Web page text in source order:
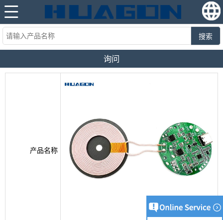
搜索
询问
产品名称